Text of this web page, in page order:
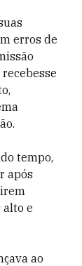
erros de
recebesse
tempo,
após
e
ao